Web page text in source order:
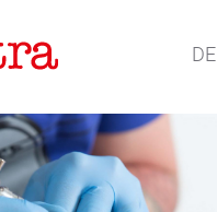
DE